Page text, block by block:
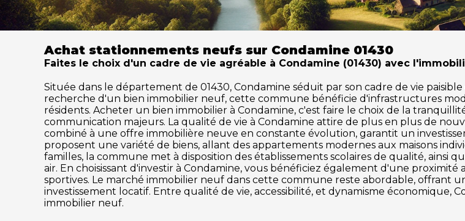
Achat stationnements neufs sur Condamine 01430
Faites le choix d'un cadre de vie agréable à Condamine (01430) avec
Située dans le département de 01430, Condamine séduit par son cadre de vie
recherche d'un bien immobilier neuf, cette commune bénéficie d'infrastructures
résidents. Acheter un bien immobilier à Condamine, c'est faire le choix de la
communication majeurs. La qualité de vie à Condamine attire de plus en plus de
combiné à une offre immobilière neuve en constante évolution, garantit un
proposent une variété de biens, allant des appartements modernes aux maisons
familles, la commune met à disposition des établissements scolaires de qualité, ainsi
air. En choisissant d'investir à Condamine, vous bénéficiez également d'une proximité
sportives. Le marché immobilier neuf dans cette commune reste abordable,
investissement locatif. Entre qualité de vie, accessibilité, et dynamisme économique,
immobilier neuf.